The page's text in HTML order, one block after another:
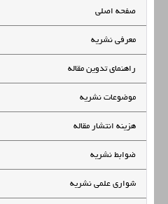
صفحه اصلی
معرفی نشریه
راهنمای تدوین مقاله
موضوعات نشریه
هزینه انتشار مقاله
ضوابط نشریه
شواری علمی نشریه